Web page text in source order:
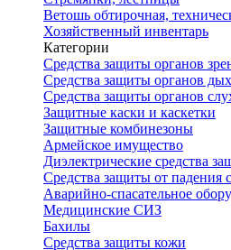
Ветошь обтирочная,
Хозяйственный инвентарь
Категории
Средства защиты органов
Средства защиты органов
Средства защиты органов
Защитные каски и каскетки
Защитные комбинезоны
Армейское имущество
Диэлектрические средства
Средства защиты от падения
Аварийно-спасательное
Медицинские СИЗ
Бахилы
Средства защиты кожи